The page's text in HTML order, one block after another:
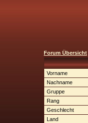
Forum Übersicht
Vorname
Nachname
Gruppe
Rang
Geschlecht
Land